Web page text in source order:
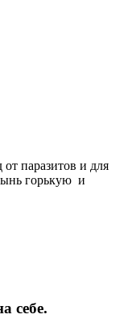
паразитов и для
горькую и
себе.